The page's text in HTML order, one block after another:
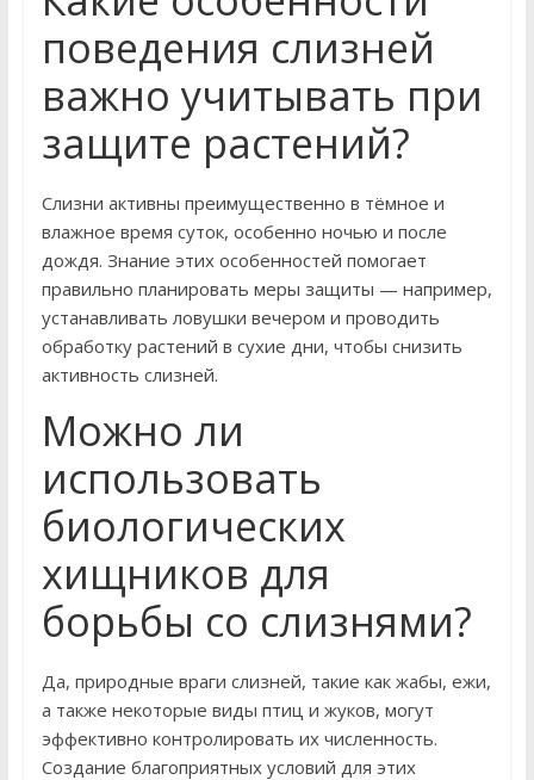
поведения слизней
важно учитывать при
защите растений?
Слизни активны преимущественно в тёмное и
влажное время суток, особенно ночью и после
дождя. Знание этих особенностей помогает
правильно планировать меры защиты — например,
устанавливать ловушки вечером и проводить
обработку растений в сухие дни, чтобы снизить
активность слизней.
Можно ли
использовать
биологических
хищников для
борьбы со слизнями?
Да, природные враги слизней, такие как жабы, ежи,
а также некоторые виды птиц и жуков, могут
эффективно контролировать их численность.
Создание благоприятных условий для этих